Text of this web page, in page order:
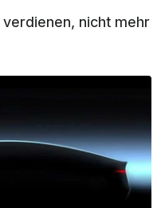
nicht mehr